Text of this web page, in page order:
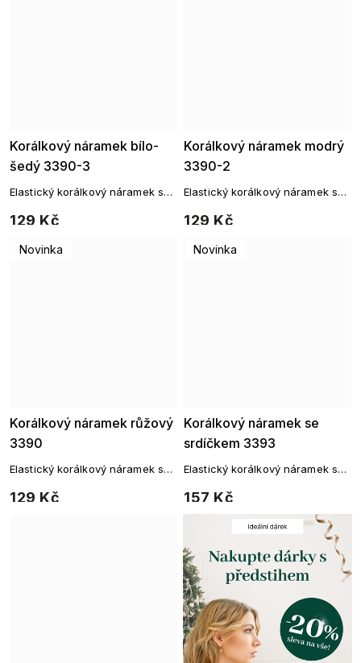
Korálkový náramek bílo-
šedý 3390-3
129 Kč
Elastický korálkový náramek se
Korálkový náramek modrý
3390-2
129 Kč
Elastický korálkový náramek se
Novinka
Korálkový náramek růžový
3390
129 Kč
Elastický korálkový náramek se
Novinka
Korálkový náramek se
srdíčkem 3393
157 Kč
Elastický korálkový náramek s